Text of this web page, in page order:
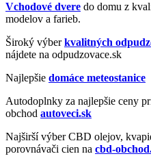
Vchodové dvere do domu z
modelov a farieb.
Široký výberkvalitných
nájdete na odpudzovace.sk
Najlepšie domáce meteostanice
Autodoplnky za najlepšie ceny
obchod autoveci.sk
Najširší výber CBD olejov,
porovnávači cien na cbd-